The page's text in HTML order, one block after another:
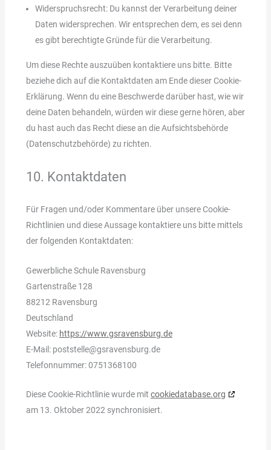
Widerspruchsrecht: Du kannst der Verarbeitung deiner
Daten widersprechen. Wir entsprechen dem, es sei denn
es gibt berechtigte Gründe für die Verarbeitung.
Um diese Rechte auszuüben kontaktiere uns bitte. Bitte
beziehe dich auf die Kontaktdaten am Ende dieser Cookie-
Erklärung. Wenn du eine Beschwerde darüber hast, wie wir
deine Daten behandeln, würden wir diese gerne hören, aber
du hast auch das Recht diese an die Aufsichtsbehörde
(Datenschutzbehörde) zu richten.
10. Kontaktdaten
Für Fragen und/oder Kommentare über unsere Cookie-
Richtlinien und diese Aussage kontaktiere uns bitte mittels
der folgenden Kontaktdaten:
Gewerbliche Schule Ravensburg
Gartenstraße 128
88212 Ravensburg
Deutschland
Website: https://www.gsravensburg.de
E-Mail: poststelle@gsravensburg.de
Telefonnummer: 0751368100
Diese Cookie-Richtlinie wurde mit cookiedatabase.org
am 13. Oktober 2022 synchronisiert.